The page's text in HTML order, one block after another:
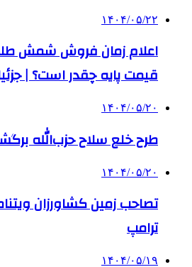
۱۴۰۴/۰۵/۲۲
اعلام زمان فروش شمش
قیمت پایه چقدر است؟ |
۱۴۰۴/۰۵/۲۰
طرح خلع سلاح حزب‌الله
۱۴۰۴/۰۵/۲۰
تصاحب زمین کشاورزان
ترامپ
۱۴۰۴/۰۵/۱۹